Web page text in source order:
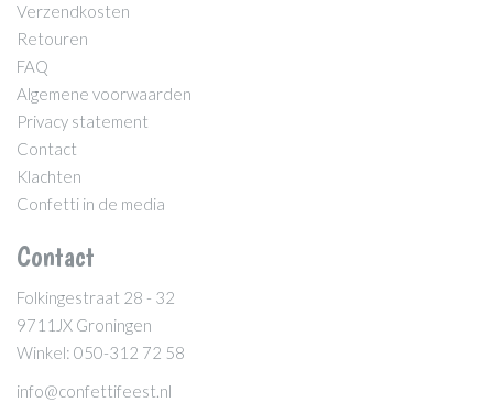
Verzendkosten
Retouren
FAQ
Algemene voorwaarden
Privacy statement
Contact
Klachten
Confetti in de media
Contact
Folkingestraat 28 - 32
9711JX Groningen
Winkel: 050-312 72 58
info@confettifeest.nl